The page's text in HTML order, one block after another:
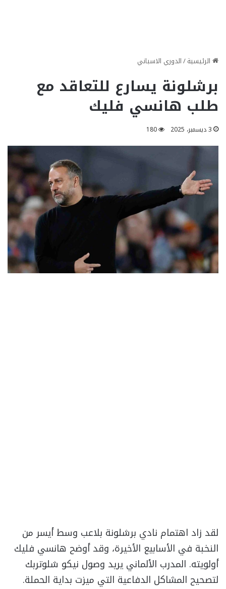
الرئيسية/الدوري الاسباني
برشلونة يسارع للتعاقد مع
طلب هانسي فليك
3 ديسمبر، 2025 180
لقد زاد اهتمام نادي برشلونة بلاعب وسط أيسر من
النخبة في الأسابيع الأخيرة، وقد أوضح هانسي فليك
أولويته. المدرب الألماني يريد وصول نيكو شلوتربك
لتصحيح المشاكل الدفاعية التي ميزت بداية الحملة.